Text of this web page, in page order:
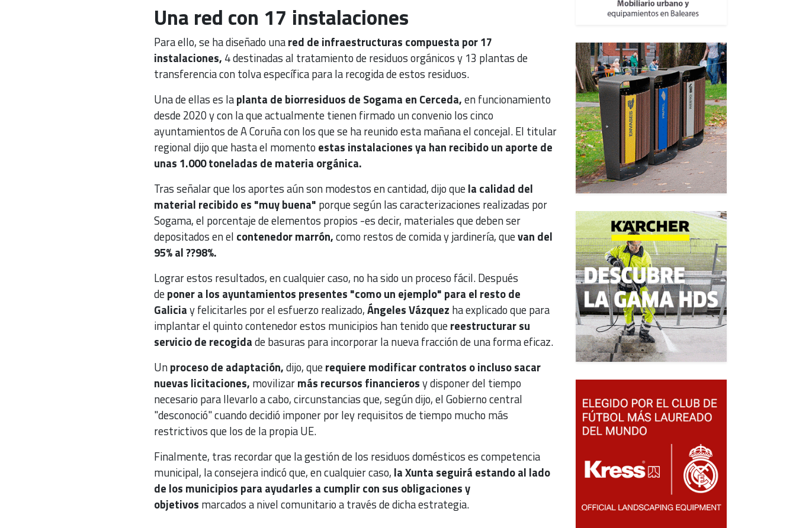
Una red con 17 instalaciones
Para ello, se ha diseñado unared de infraestructuras compuesta por 17
instalaciones, 4 destinadas al tratamiento de residuos orgánicos y 13 plantas de
transferencia con tolva específica para la recogida de estos residuos.
Una de ellas es laplanta de biorresiduos de Sogama en Cerceda,en funcionamiento
desde 2020 y con la que actualmente tienen firmado un convenio los cinco
ayuntamientos de A Coruña con los que se ha reunido esta mañana el concejal. El titular
regional dijo quehasta el momento estas instalaciones ya han recibido un aporte de
unas 1.000 toneladas de materia orgánica.
Tras señalar que los aportes aún son modestos en cantidad, dijo quela calidad del
material recibido es "muy buena" porque según las caracterizaciones realizadas por
Sogama, el porcentaje de elementos propios -es decir, materiales que deben ser
depositados en el contenedor marrón,como restos de comida y jardinería, quevan del
95% al ??98%.
Lograr estos resultados, en cualquier caso, no ha sido un proceso fácil. Después
deponer a los ayuntamientos presentes "como un ejemplo" para el resto de
Galiciay felicitarles por el esfuerzo realizado,Ángeles Vázquez ha explicado que para
implantar el quinto contenedor estos municipios han tenido quereestructurar su
servicio de recogidade basuras para incorporar la nueva fracción de una forma eficaz.
Unproceso de adaptación,dijo, querequiere modificar contratos o incluso sacar
nuevas licitaciones, movilizarmás recursos financierosy disponer del tiempo
necesario para llevarlo a cabo, circunstancias que, según dijo, el Gobierno central
"desconoció" cuando decidió imponer por ley requisitos de tiempo mucho más
restrictivos que los de la propia UE.
Finalmente, tras recordar que la gestión de los residuos domésticos es competencia
municipal, la consejera indicó que, en cualquier caso, la Xunta seguirá estando al lado
de los municipios para ayudarles a cumplir con sus obligaciones y
objetivos marcados a nivel comunitario a través de dicha estrategia.